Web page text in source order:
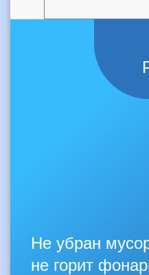
Не убран
не горит